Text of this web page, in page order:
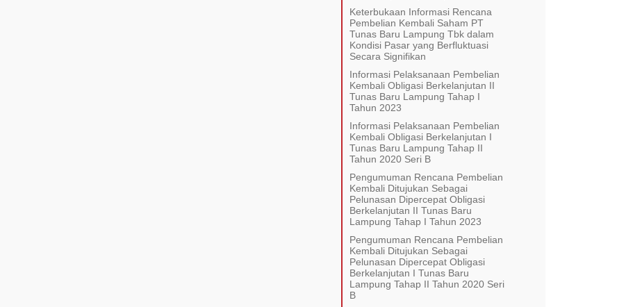
Keterbukaan Informasi Rencana
Pembelian Kembali Saham PT
Tunas Baru Lampung Tbk dalam
Kondisi Pasar yang Berfluktuasi
Secara Signifikan
Informasi Pelaksanaan Pembelian
Kembali Obligasi Berkelanjutan II
Tunas Baru Lampung Tahap I
Tahun 2023
Informasi Pelaksanaan Pembelian
Kembali Obligasi Berkelanjutan I
Tunas Baru Lampung Tahap II
Tahun 2020 Seri B
Pengumuman Rencana Pembelian
Kembali Ditujukan Sebagai
Pelunasan Dipercepat Obligasi
Berkelanjutan II Tunas Baru
Lampung Tahap I Tahun 2023
Pengumuman Rencana Pembelian
Kembali Ditujukan Sebagai
Pelunasan Dipercepat Obligasi
Berkelanjutan I Tunas Baru
Lampung Tahap II Tahun 2020 Seri
B